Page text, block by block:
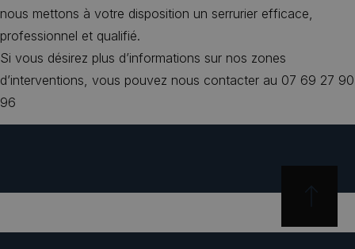
nous mettons à votre disposition un serrurier efficace,
professionnel et qualifié.
Si vous désirez plus d’informations sur nos zones
d’interventions, vous pouvez nous contacter au 07 69 27 90
96